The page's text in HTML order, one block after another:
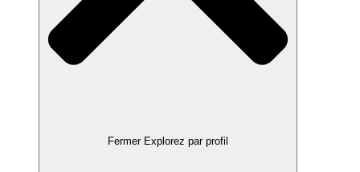
Fermer Explorez par profil